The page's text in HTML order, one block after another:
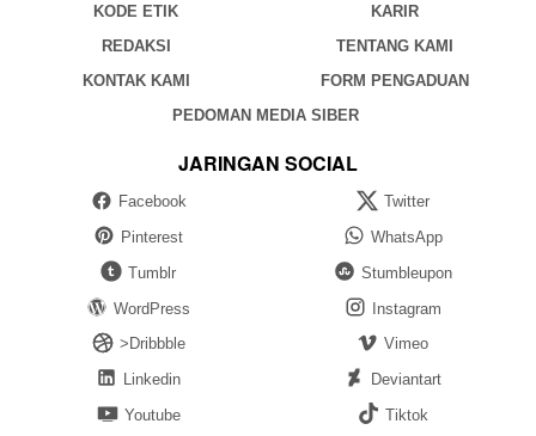
KODE ETIK
KARIR
REDAKSI
TENTANG KAMI
KONTAK KAMI
FORM PENGADUAN
PEDOMAN MEDIA SIBER
JARINGAN SOCIAL
Facebook
Twitter
Pinterest
WhatsApp
Tumblr
Stumbleupon
WordPress
Instagram
>Dribbble
Vimeo
Linkedin
Deviantart
Youtube
Tiktok